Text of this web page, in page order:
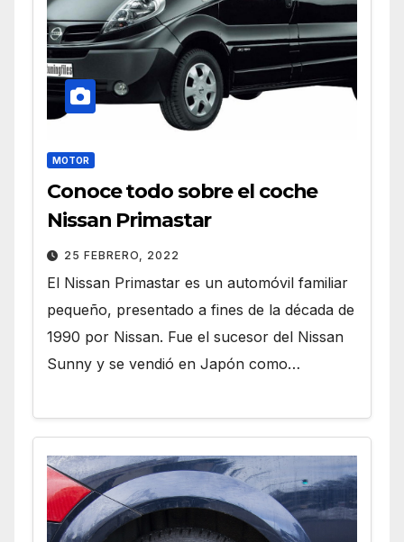
MOTOR
Conoce todo sobre el coche
Nissan Primastar
25 FEBRERO, 2022
El Nissan Primastar es un automóvil familiar
pequeño, presentado a fines de la década de
1990 por Nissan. Fue el sucesor del Nissan
Sunny y se vendió en Japón como…